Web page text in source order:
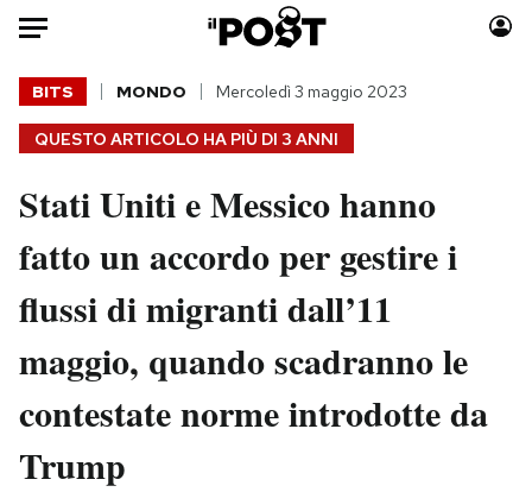
Auto
HOME
Italia
Politica
Tecnologia
Scienza
Cultura
Sport
Moda
Consumismi
Storie/Idee
Media
Europa
QUESTO ARTICOLO HA PIÙ DI 3 ANNI
BITS MONDO Mercoledì 3 maggio 2023
Stati Uniti e Messico hanno
fatto un accordo per gestire i
flussi di migranti dall’11
maggio, quando scadranno le
contestate norme introdotte da
Trump